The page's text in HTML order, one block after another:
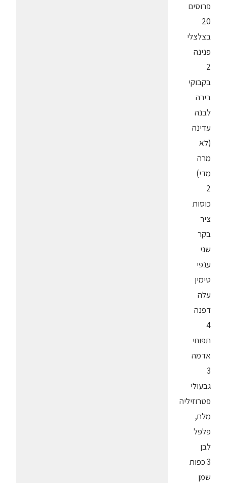
פרוסים
20
בצלצלי
פנינה
2
בקבוקי
בירה
לבנה
עדינה
(לא
מרה
מדי)
2
כוסות
ציר
בקר
שני
ענפי
טימין
עלה
דפנה
4
תפוחי
אדמה
3
גבעולי
פטרוזיליה
מלח,
פלפל
לבן
3 כפות
שמן